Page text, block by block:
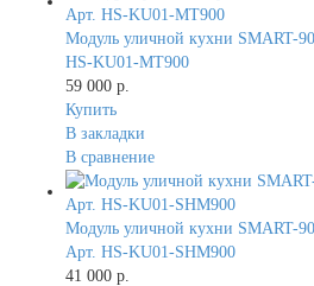
Модуль уличной кухни SMART-
HS-KU01-MT900
59 000 р.
Купить
В закладки
В сравнение
Модуль уличной кухни SMART-
Арт. HS-KU01-SHM900
41 000 р.